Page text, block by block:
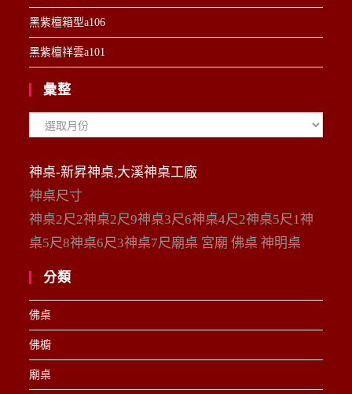
黑紫檀箱型a106
黑紫檀祥雲a101
彙整
神桌-新昇神桌,大溪神桌工廠
神桌尺寸
神桌2尺2神桌2尺9神桌3尺6神桌4尺2神桌5尺1神
桌5尺8神桌6尺3神桌7尺廟桌 宮廟 佛桌 神明桌
分類
佛桌
佛櫥
廟桌